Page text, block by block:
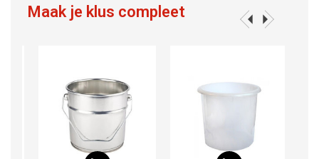
Maak je klus compleet